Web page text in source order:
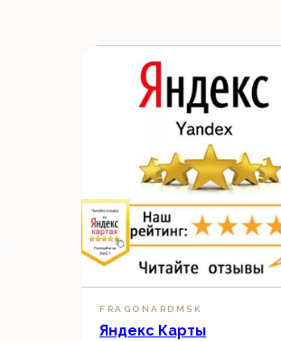
FRAGONARDMSK
Яндекс Карты